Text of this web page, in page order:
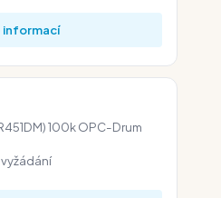
informací
100k OPC-Drum
vyžádání